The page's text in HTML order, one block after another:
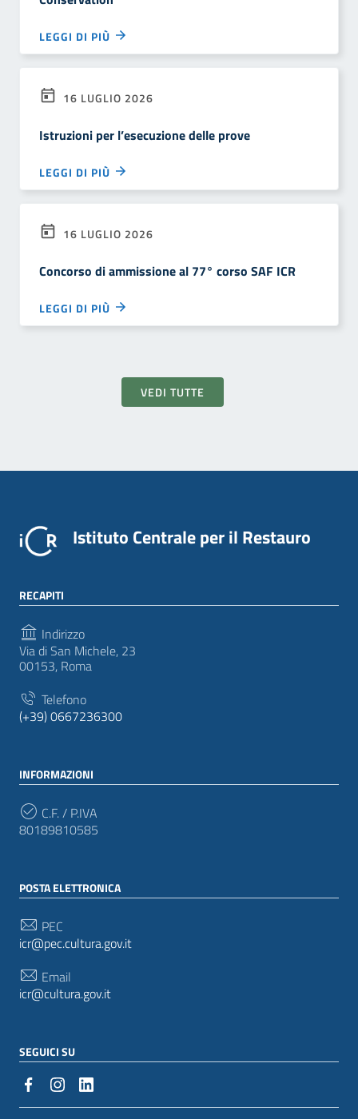
LEGGI DI PIÙ
16 LUGLIO 2026
Istruzioni per l’esecuzione delle prove
LEGGI DI PIÙ
16 LUGLIO 2026
Concorso di ammissione al 77° corso SAF ICR
LEGGI DI PIÙ
VEDI TUTTE
Istituto Centrale per il Restauro
RECAPITI
Indirizzo
Via di San Michele, 23
00153, Roma
Telefono
(+39) 0667236300
INFORMAZIONI
C.F. / P.IVA
80189810585
POSTA ELETTRONICA
PEC
icr@pec.cultura.gov.it
Email
icr@cultura.gov.it
SEGUICI SU